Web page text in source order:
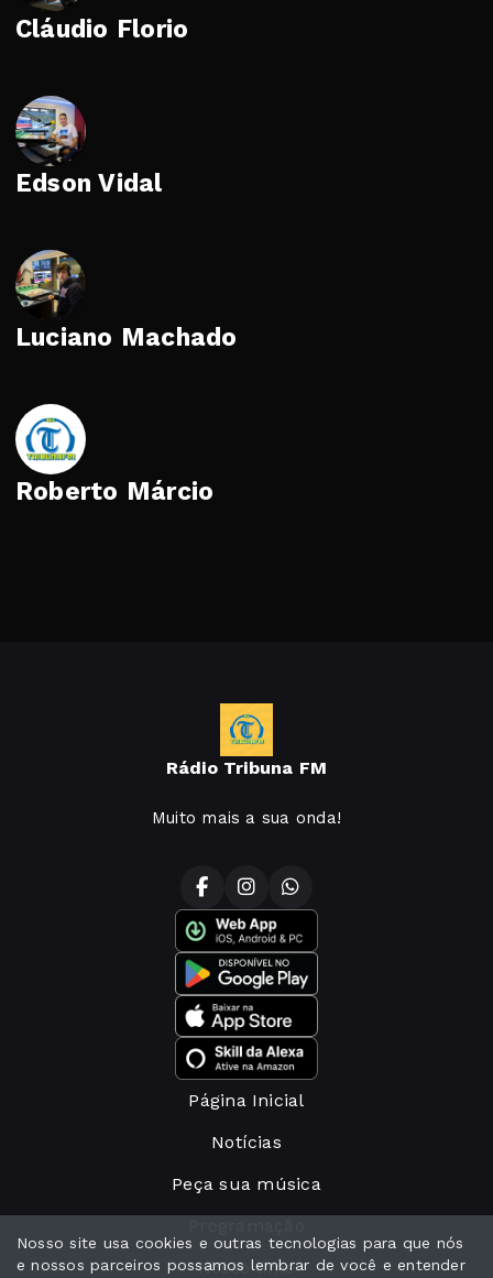
Cláudio Florio
Edson Vidal
Luciano Machado
Roberto Márcio
Rádio Tribuna FM
Muito mais a sua onda!
Página Inicial
Notícias
Peça sua música
Nosso time
Nosso site usa cookies e outras tecnologias para que nós
e nossos parceiros possamos lembrar de você e entender